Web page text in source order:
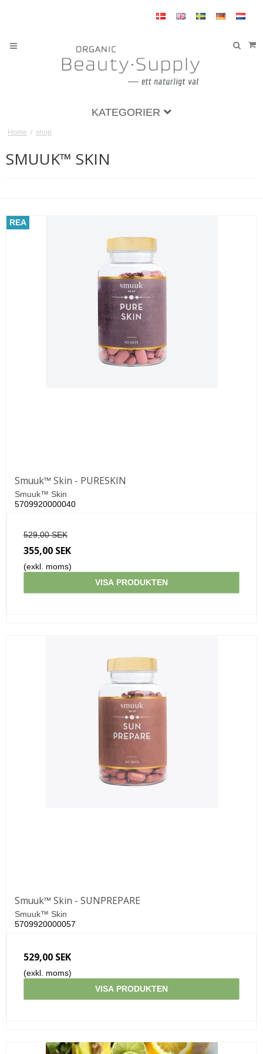
KATEGORIER
Home / shop
SMUUK™ SKIN
REA
Smuuk™ Skin - PURESKIN
Smuuk™ Skin
5709920000040
529,00 SEK
355,00 SEK
(exkl. moms)
VISA PRODUKTEN
Smuuk™ Skin - SUNPREPARE
Smuuk™ Skin
5709920000057
529,00 SEK
(exkl. moms)
VISA PRODUKTEN